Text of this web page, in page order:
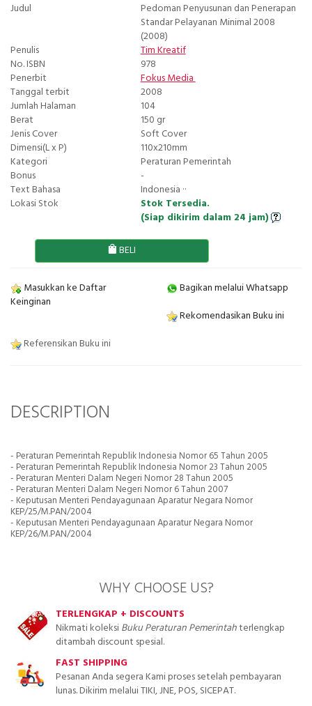
Judul
Pedoman Penyusunan dan Penerapan
Standar Pelayanan Minimal 2008
(2008)
Penulis
Tim Kreatif
No. ISBN
978
Penerbit
Fokus Media
Tanggal terbit
2008
Jumlah Halaman
104
Berat
150 gr
Jenis Cover
Soft Cover
Dimensi(L x P)
110x210mm
Kategori
Peraturan Pemerintah
Bonus
-
Text Bahasa
Indonesia ··
Lokasi Stok
Stok Tersedia.
(Siap dikirim dalam 24 jam)
BELI
Masukkan ke Daftar
Keinginan
Bagikan melalui Whatsapp
Rekomendasikan Buku ini
Referensikan Buku ini
DESCRIPTION
- Peraturan Pemerintah Republik Indonesia Nomor 65 Tahun 2005
- Peraturan Pemerintah Republik Indonesia Nomor 23 Tahun 2005
- Peraturan Menteri Dalam Negeri Nomor 28 Tahun 2005
- Peraturan Menteri Dalam Negeri Nomor 6 Tahun 2007
- Keputusan Menteri Pendayagunaan Aparatur Negara Nomor
KEP/25/M.PAN/2004
- Keputusan Menteri Pendayagunaan Aparatur Negara Nomor
KEP/26/M.PAN/2004
WHY CHOOSE US?
TERLENGKAP + DISCOUNTS
Nikmati koleksiBuku Peraturan Pemerintahterlengkap
ditambah discount spesial.
FAST SHIPPING
Pesanan Anda segera Kami proses setelah pembayaran
lunas. Dikirim melalui TIKI, JNE, POS, SICEPAT.